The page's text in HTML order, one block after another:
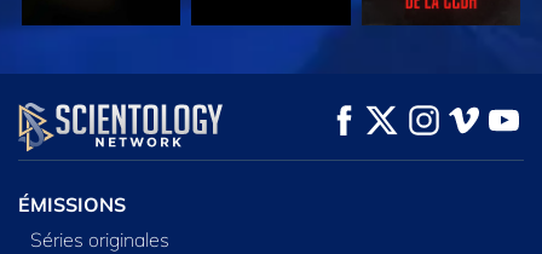
REGARDER REGARDER
DÉCOUVRIR LES
SÉRIES
ÉMISSIONS
Séries originales